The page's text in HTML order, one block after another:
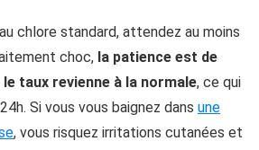
chlore standard, attendez au moins
choc, la patience est de
le taux revienne à la normale, ce qui
Si vous vous baignez dans une
, vous risquez irritations cutanées et